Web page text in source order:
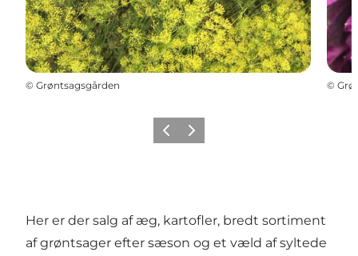
© Grøntsagsgården ©
ForrigeNeste
Her er der salg af æg, kartofler, bredt sortiment
af grøntsager efter sæson og et væld af syltede